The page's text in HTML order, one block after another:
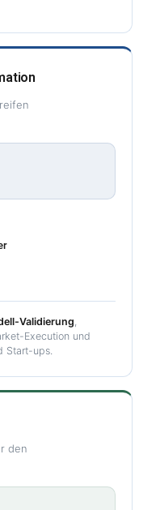
Validierung,
Execution und
Start-ups.
den